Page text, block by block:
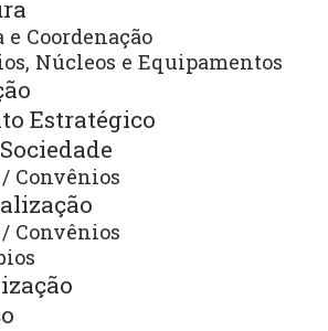
e Coordenação
Núcleos e Equipamentos
Estratégico
Convênios
Convênios
- Plano Geral de
MESTRADO -DOC
- Plano Geral de
DOUTORADO -
- Plano de Aula -
-DOC
- Plano de Aula -
-
- Relatório Final -